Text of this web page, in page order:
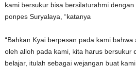
kami bersukur bisa bersilaturahmi
ponpes Suryalaya, “katanya
“Bahkan Kyai berpesan pada kami
oleh alloh pada kami, kita harus bersukur
belajar, itulah sebagai wejangan buat